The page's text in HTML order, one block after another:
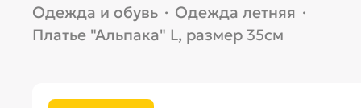
Одежда и обувь · Одежда летняя ·
Платье "Альпака" L, размер 35см